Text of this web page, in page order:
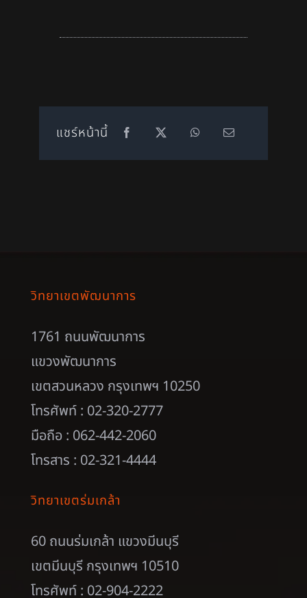
แชร์หน้านี้
วิทยาเขตพัฒนาการ
1761 ถนนพัฒนาการ
แขวงพัฒนาการ
เขตสวนหลวง กรุงเทพฯ 10250
โทรศัพท์ : 02-320-2777
มือถือ : 062-442-2060
โทรสาร : 02-321-4444
วิทยาเขตร่มเกล้า
60 ถนนร่มเกล้า แขวงมีนบุรี
เขตมีนบุรี กรุงเทพฯ 10510
โทรศัพท์ : 02-904-2222